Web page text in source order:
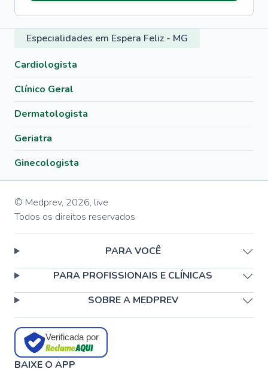
Especialidades em Espera Feliz - MG
Cardiologista
Clínico Geral
Dermatologista
Geriatra
Ginecologista
© Medprev, 2026, live
Todos os direitos reservados
PARA VOCÊ
PARA PROFISSIONAIS E CLÍNICAS
SOBRE A MEDPREV
Verificada por
BAIXE O APP